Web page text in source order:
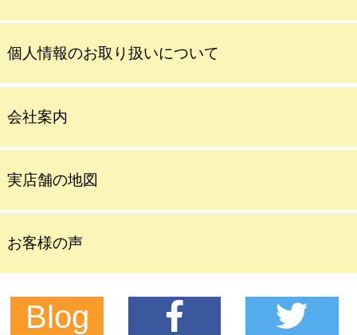
個人情報のお取り扱いについて
会社案内
実店舗の地図
お客様の声
Blog